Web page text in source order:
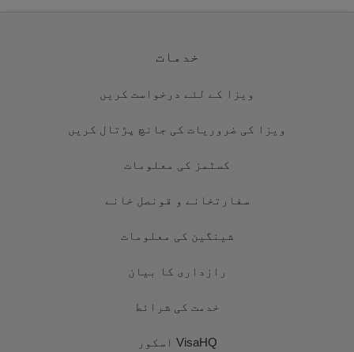
خدمات
ویزا کے لئے درخواست کریں
ویزا کی ضروریات کی جانچ پڑتال کریں
کسٹمز کی معلومات
سفارتخانے و قونصل خانے
شینگین کی معلومات
رازداری کا بیان
خدمت کی شرائط
VisaHQ اسکور